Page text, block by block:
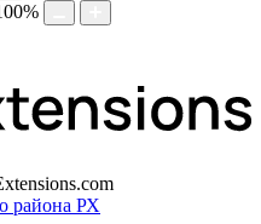
%
района РХ